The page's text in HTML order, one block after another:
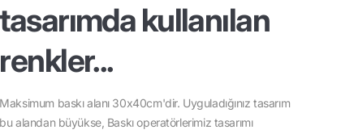
tasarımda kullanılan
renkler...
Maksimum baskı alanı 30x40cm'dir. Uyguladığınız tasarım
bu alandan büyükse, Baskı operatörlerimiz tasarımı